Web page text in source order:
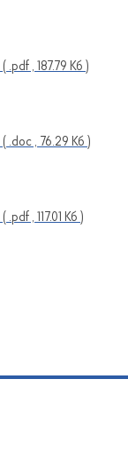
( .pdf , 187.79 Кб )
( .doc , 76.29 Кб )
( .pdf , 117.01 Кб )